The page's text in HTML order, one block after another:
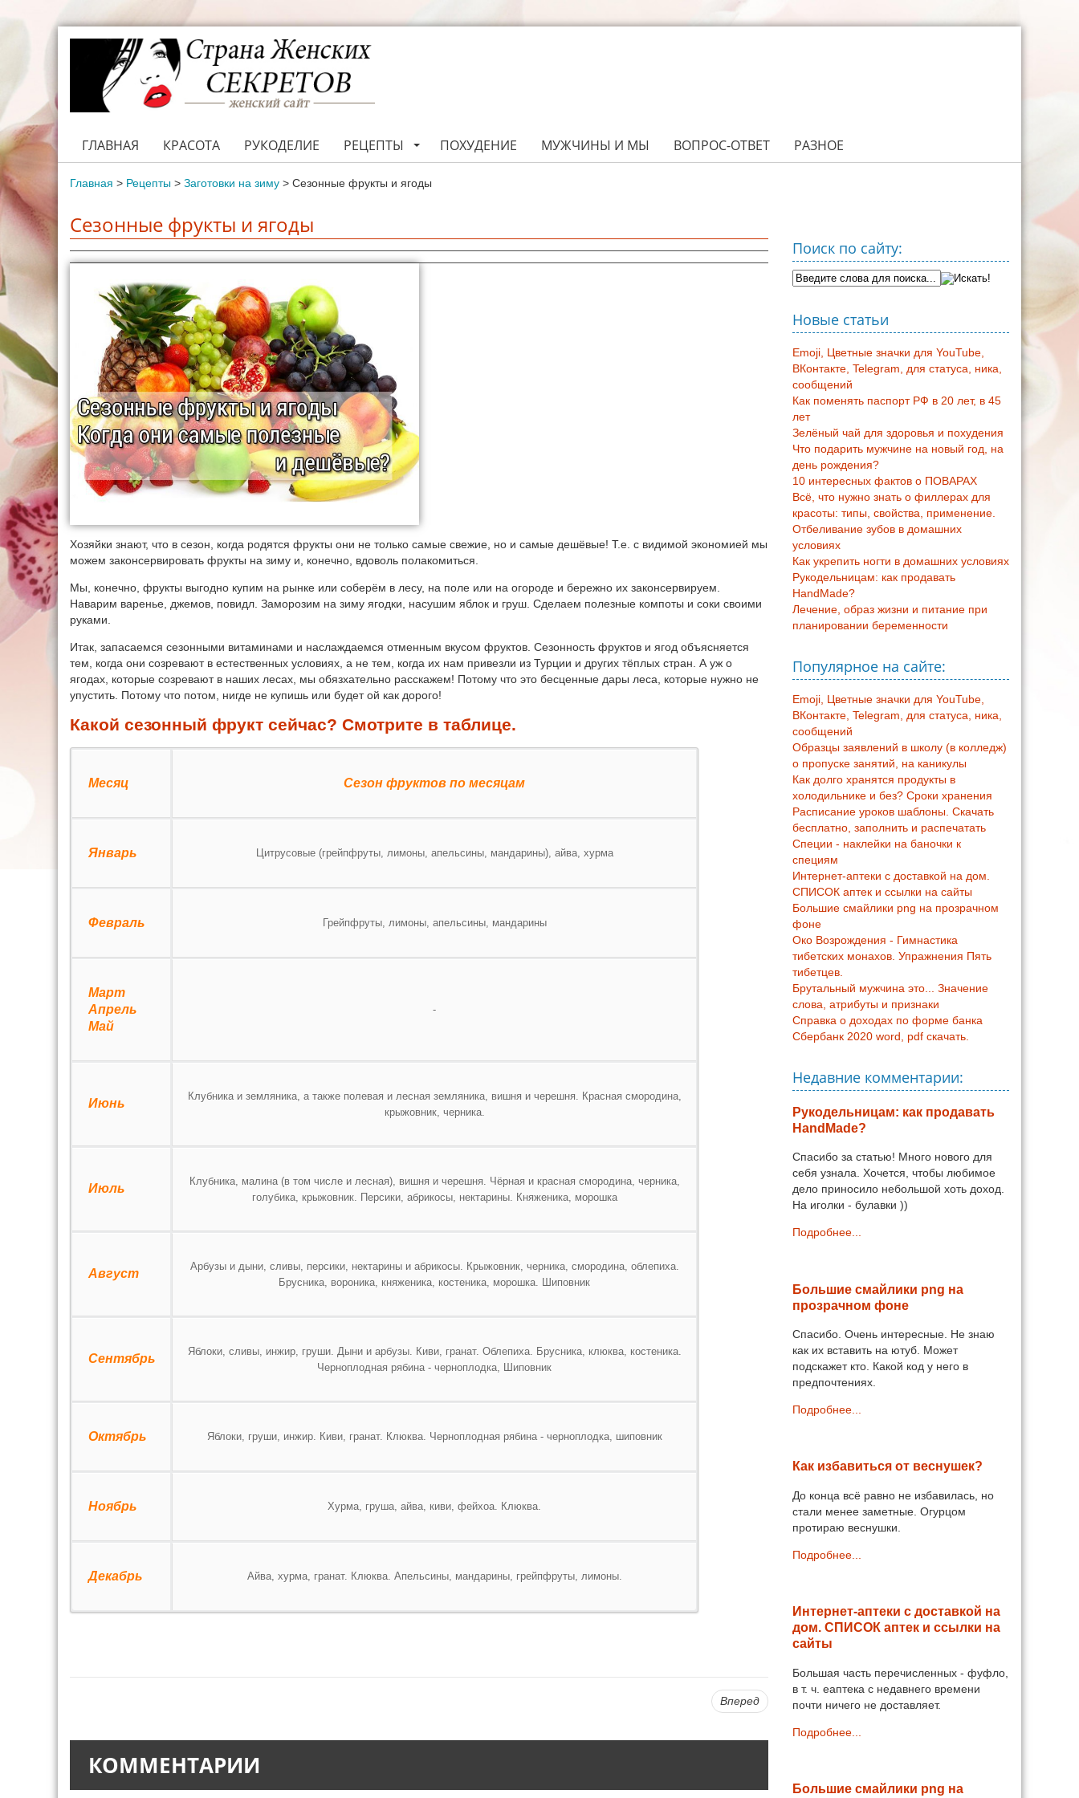
ГЛАВНАЯ КРАСОТА РУКОДЕЛИЕ РЕЦЕПТЫ ПОХУДЕНИЕ МУЖЧИНЫ И МЫ ВОПРОС-ОТВЕТ РАЗНОЕ
Главная > Рецепты > Заготовки на зиму > Сезонные фрукты и ягоды
Сезонные фрукты и ягоды
Хозяйки знают, что в сезон, когда родятся фрукты они не только самые свежие, но и самые дешёвые! Т.е. с видимой экономией мы
можем законсервировать фрукты на зиму и, конечно, вдоволь полакомиться.
Мы, конечно, фрукты выгодно купим на рынке или соберём в лесу, на поле или на огороде и бережно их законсервируем.
Наварим варенье, джемов, повидл. Заморозим на зиму ягодки, насушим яблок и груш. Сделаем полезные компоты и соки своими
руками.
Итак, запасаемся сезонными витаминами и наслаждаемся отменным вкусом фруктов. Сезонность фруктов и ягод объясняется
тем, когда они созревают в естественных условиях, а не тем, когда их нам привезли из Турции и других тёплых стран. А уж о
ягодах, которые созревают в наших лесах, мы обязхательно расскажем! Потому что это бесценные дары леса, которые нужно не
упустить. Потому что потом, нигде не купишь или будет ой как дорого!
Какой сезонный фрукт сейчас? Смотрите в таблице.
Месяц Сезон фруктов по месяцам
Январь Цитрусовые (грейпфруты, лимоны, апельсины, мандарины), айва, хурма
Февраль Грейпфруты, лимоны, апельсины, мандарины
Март
Апрель
Май
-
Июнь
Клубника и земляника, а также полевая и лесная земляника, вишня и черешня. Красная смородина,
крыжовник, черника.
Июль
Клубника, малина (в том числе и лесная), вишня и черешня. Чёрная и красная смородина, черника,
голубика, крыжовник. Персики, абрикосы, нектарины. Княженика, морошка
Август
Арбузы и дыни, сливы, персики, нектарины и абрикосы. Крыжовник, черника, смородина, облепиха.
Брусника, вороника, княженика, костеника, морошка. Шиповник
Сентябрь
Яблоки, сливы, инжир, груши. Дыни и арбузы. Киви, гранат. Облепиха. Брусника, клюква, костеника.
Черноплодная рябина - черноплодка, Шиповник
Октябрь Яблоки, груши, инжир. Киви, гранат. Клюква. Черноплодная рябина - черноплодка, шиповник
Ноябрь Хурма, груша, айва, киви, фейхоа . Клюква.
Декабрь Айва, хурма, гранат. Клюква. Апельсины, мандарины, грейпфруты, лимоны.
Вперед
КОММЕНТАРИИ
Поиск по сайту:
Новые статьи
Emoji, Цветные значки для YouTube,
ВКонтакте, Telegram, для статуса, ника,
сообщений
Как поменять паспорт РФ в 20 лет, в 45
лет
Зелёный чай для здоровья и похудения
Что подарить мужчине на новый год, на
день рождения?
10 интересных фактов о ПОВАРАХ
Всё, что нужно знать о филлерах для
красоты: типы, свойства, применение.
Отбеливание зубов в домашних
условиях
Как укрепить ногти в домашних условиях
Рукодельницам: как продавать
HandMade?
Лечение, образ жизни и питание при
планировании беременности
Популярное на сайте:
Emoji, Цветные значки для YouTube,
ВКонтакте, Telegram, для статуса, ника,
сообщений
Образцы заявлений в школу (в колледж)
о пропуске занятий, на каникулы
Как долго хранятся продукты в
холодильнике и без? Сроки хранения
Расписание уроков шаблоны. Скачать
бесплатно, заполнить и распечатать
Специи - наклейки на баночки к
специям
Интернет-аптеки с доставкой на дом.
СПИСОК аптек и ссылки на сайты
Большие смайлики png на прозрачном
фоне
Око Возрождения - Гимнастика
тибетских монахов. Упражнения Пять
тибетцев.
Брутальный мужчина это... Значение
слова, атрибуты и признаки
Справка о доходах по форме банка
Сбербанк 2020 word, pdf скачать.
Недавние комментарии:
Рукодельницам: как продавать
HandMade?
Спасибо за статью! Много нового для
себя узнала. Хочется, чтобы любимое
дело приносило небольшой хоть доход.
На иголки - булавки ))
Подробнее...
Большие смайлики png на
прозрачном фоне
Спасибо. Очень интересные. Не знаю
как их вставить на ютуб. Может
подскажет кто. Какой код у него в
предпочтениях.
Подробнее...
Как избавиться от веснушек?
До конца всё равно не избавилась, но
стали менее заметные. Огурцом
протираю веснушки.
Подробнее...
Интернет-аптеки с доставкой на
дом. СПИСОК аптек и ссылки на
сайты
Большая часть перечисленных - фуфло,
в т. ч. еаптека с недавнего времени
почти ничего не доставляет.
Подробнее...
Большие смайлики png на